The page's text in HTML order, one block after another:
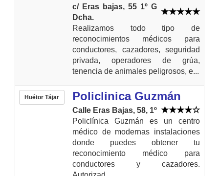
c/ Eras bajas, 55 1º G
Dcha.
Realizamos todo tipo de
reconocimientos médicos para
conductores, cazadores, seguridad
privada, operadores de grúa,
tenencia de animales peligrosos, e...
Huétor Tájar Policlinica Guzmán
Calle Eras Bajas, 58, 1º
Policlínica Guzmán es un centro
médico de modernas instalaciones
donde puedes obtener tu
reconocimiento médico para
conductores y cazadores.